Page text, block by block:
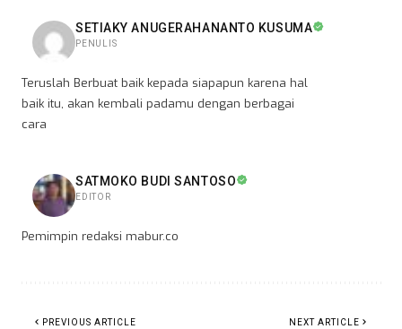
SETIAKY ANUGERAHANANTO KUSUMA
PENULIS
Teruslah Berbuat baik kepada siapapun karena hal
baik itu, akan kembali padamu dengan berbagai
cara
SATMOKO BUDI SANTOSO
EDITOR
Pemimpin redaksi mabur.co
PREVIOUS ARTICLE NEXT ARTICLE